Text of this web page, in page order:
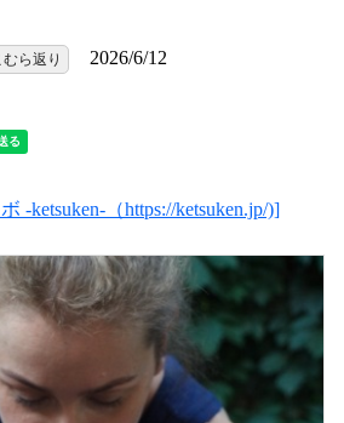
むら返り 2026/6/12
-ketsuken-（https://ketsuken.jp/)]